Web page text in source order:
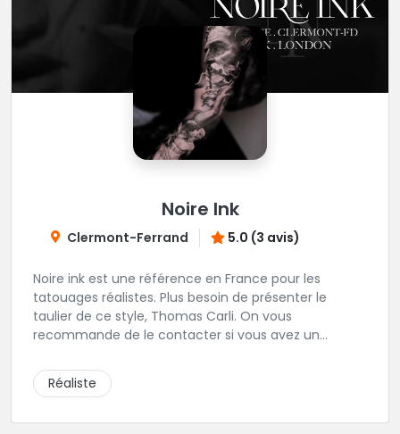
Noire Ink
Clermont-Ferrand 5.0 (3 avis)
Noire ink est une référence en France pour les
tatouages réalistes. Plus besoin de présenter le
taulier de ce style, Thomas Carli. On vous
recommande de le contacter si vous avez un
habituellement.
Réaliste